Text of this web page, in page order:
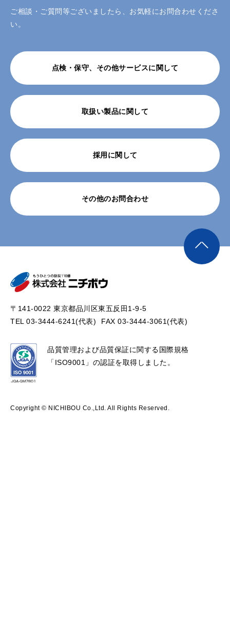
ご相談・ご質問等ございましたら、お気軽にお問合わせくださ
い。
点検・保守、その他サービスに関して
取扱い製品に関して
採用に関して
その他のお問合わせ
〒141-0022 東京都品川区東五反田1-9-5
TEL 03-3444-6241(代表)
FAX 03-3444-3061(代表)
品質管理および品質保証に関する国際規格
「ISO9001」の認証を取得しました。
Copyright © NICHIBOU Co.,Ltd. All Rights Reserved.